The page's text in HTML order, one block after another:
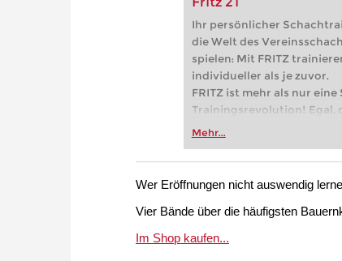
Ihr persönlicher
die Welt des
spielen: Mit FRITZ
individueller als je zuvor.
FRITZ ist mehr als nur
Trainingsrevolution! Egal,
Vereinsschachs machen
zuvor.
Mehr...
Wer Eröffnungen nicht auswendig
Vier Bände über die häufigsten
Im Shop kaufen...